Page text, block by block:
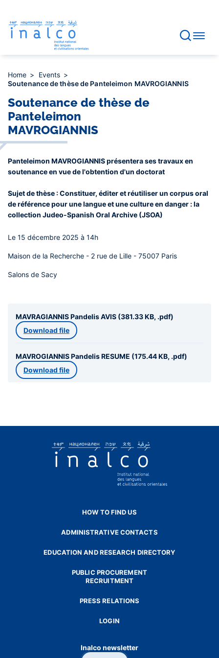
main
content
Home
Events
Soutenance de thèse de Panteleimon MAVROGIANNIS
Soutenance de thèse de
Panteleimon
MAVROGIANNIS
Panteleimon MAVROGIANNIS présentera ses travaux en
soutenance en vue de l'obtention d'un doctorat
Sujet de thèse : Constituer, éditer et réutiliser un corpus oral
de référence pour une langue et une culture en danger : la
collection Judeo-Spanish Oral Archive (JSOA)
Le 15 décembre 2025 à 14h
Maison de la Recherche - 2 rue de Lille - 75007 Paris
Salons de Sacy
MAVRAGIANNIS Pandelis AVIS (381.33 KB, .pdf)
Download file
MAVROGIANNIS Pandelis RESUME (175.44 KB, .pdf)
Download file
HOW TO FIND US
ADMINISTRATIVE CONTACTS
EDUCATION AND RESEARCH DIRECTORY
PUBLIC PROCUREMENT
RECRUITMENT
PRESS RELATIONS
LOGIN
Inalco newsletter